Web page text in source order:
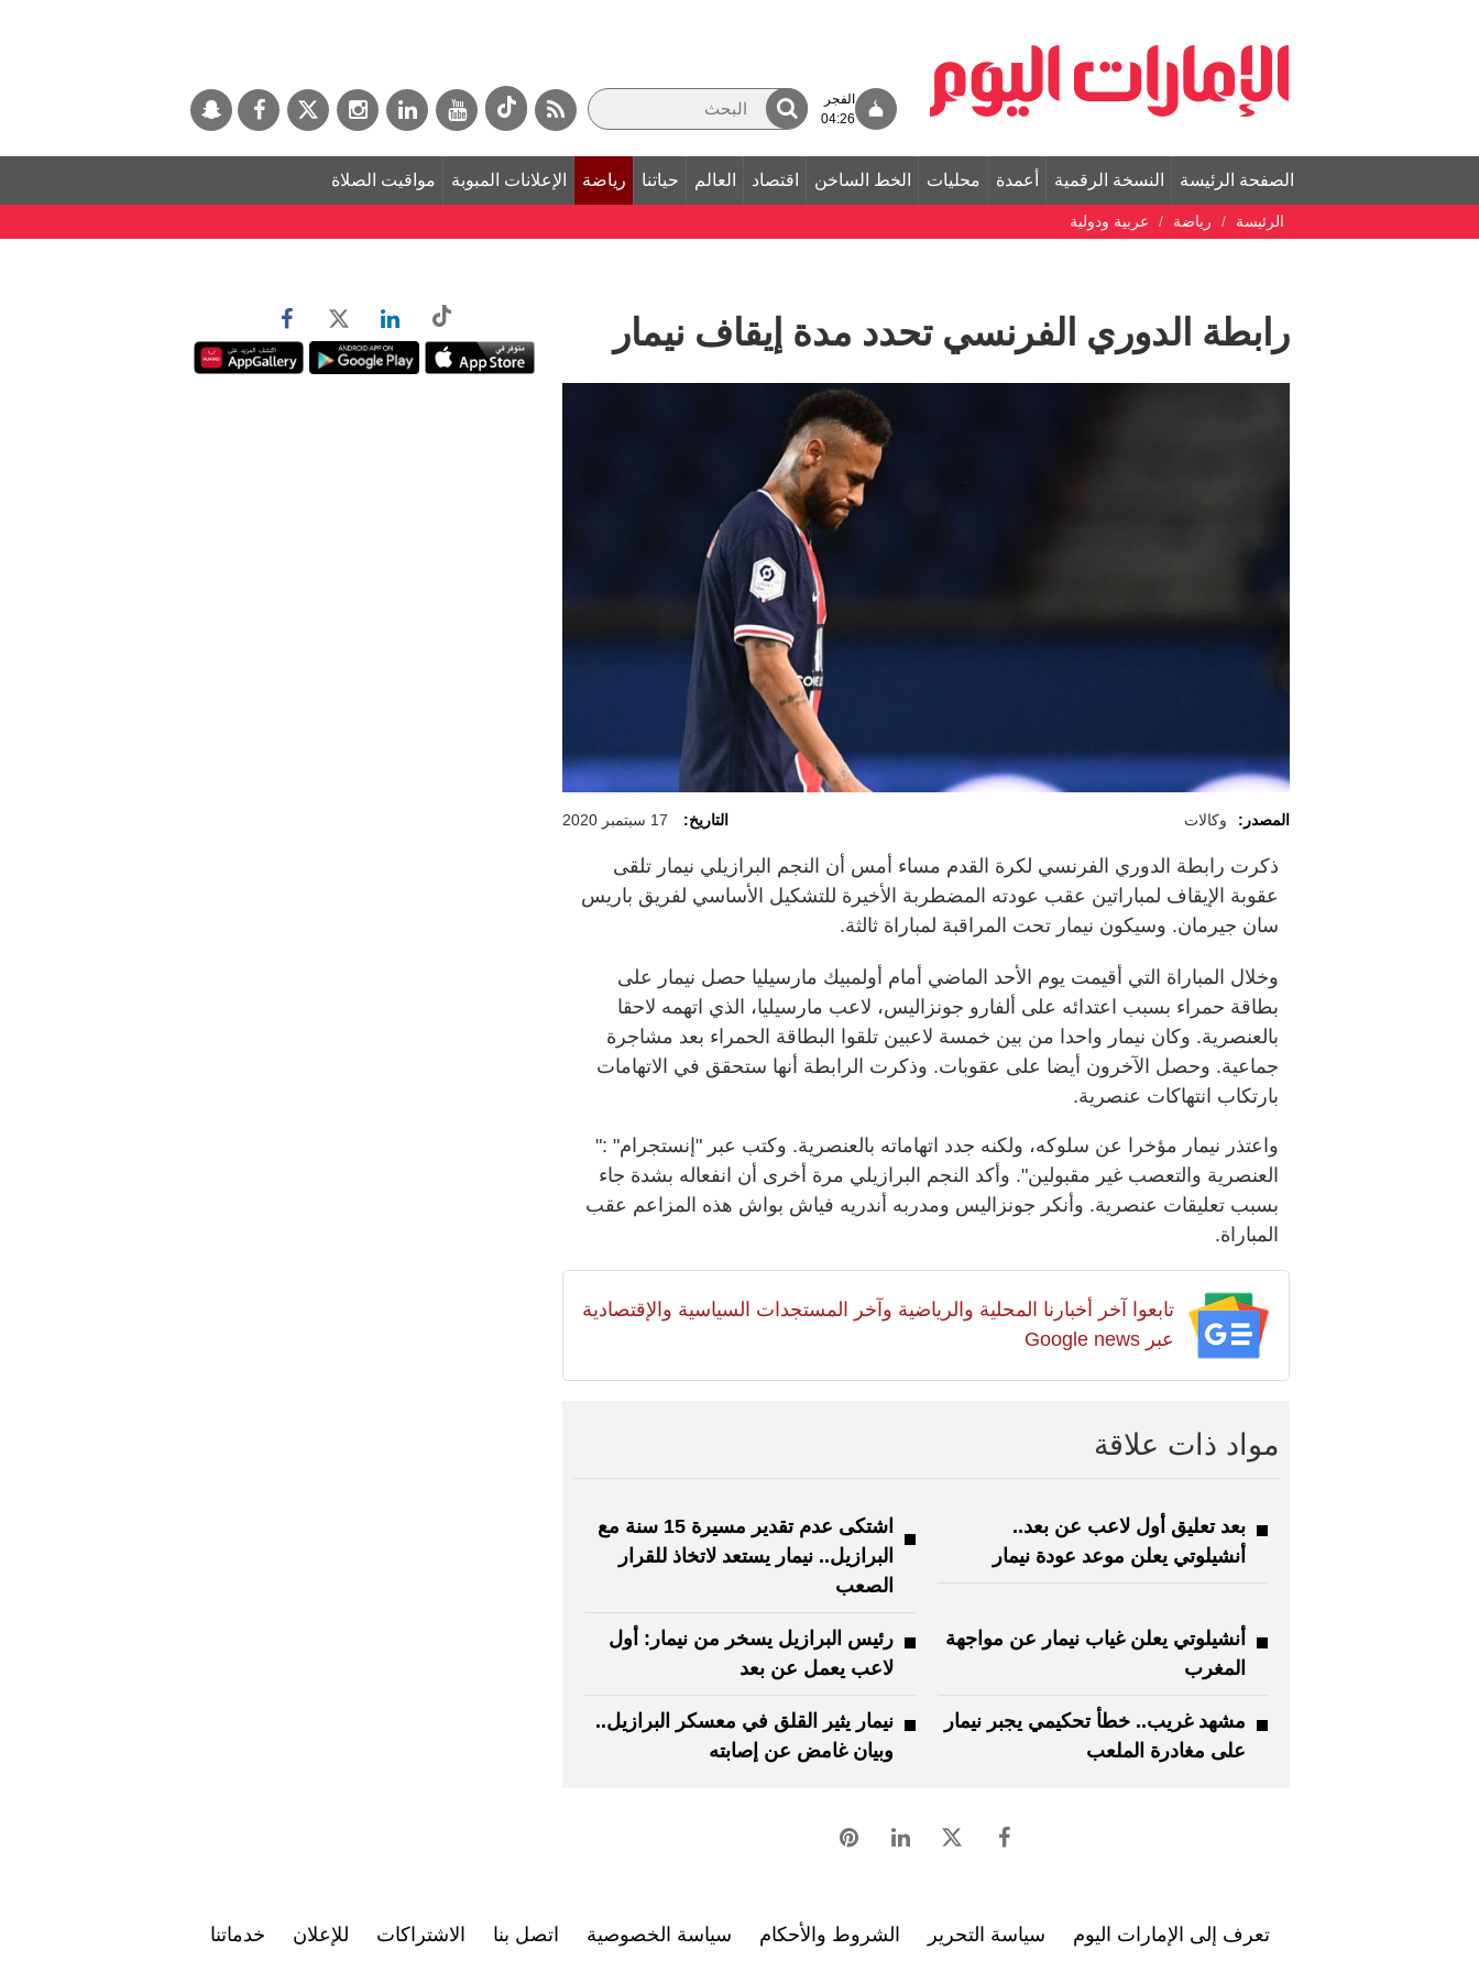
الفجر
04:26
الصفحة الرئيسة النسخة الرقمية أعمدة محليات الخط الساخن اقتصاد العالم حياتنا رياضة الإعلانات المبوبة مواقيت الصلاة
الرئيسة رياضة عربية ودولية
رابطة الدوري الفرنسي تحدد مدة إيقاف نيمار
المصدر: وكالات التاريخ: 17 سبتمبر 2020
ذكرت رابطة الدوري الفرنسي لكرة القدم مساء أمس أن النجم البرازيلي نيمار تلقى
عقوبة الإيقاف لمباراتين عقب عودته المضطربة الأخيرة للتشكيل الأساسي لفريق باريس
سان جيرمان. وسيكون نيمار تحت المراقبة لمباراة ثالثة.
وخلال المباراة التي أقيمت يوم الأحد الماضي أمام أولمبيك مارسيليا حصل نيمار على
بطاقة حمراء بسبب اعتدائه على ألفارو جونزاليس، لاعب مارسيليا، الذي اتهمه لاحقا
بالعنصرية. وكان نيمار واحدا من بين خمسة لاعبين تلقوا البطاقة الحمراء بعد مشاجرة
جماعية. وحصل الآخرون أيضا على عقوبات. وذكرت الرابطة أنها ستحقق في الاتهامات
بارتكاب انتهاكات عنصرية.
واعتذر نيمار مؤخرا عن سلوكه، ولكنه جدد اتهاماته بالعنصرية. وكتب عبر "إنستجرام" :"
العنصرية والتعصب غير مقبولين". وأكد النجم البرازيلي مرة أخرى أن انفعاله بشدة جاء
بسبب تعليقات عنصرية. وأنكر جونزاليس ومدربه أندريه فياش بواش هذه المزاعم عقب
المباراة.
تابعوا آخر أخبارنا المحلية والرياضية وآخر المستجدات السياسية والإقتصادية
عبر Google news
مواد ذات علاقة
بعد تعليق أول لاعب عن بعد..
أنشيلوتي يعلن موعد عودة نيمار
اشتكى عدم تقدير مسيرة 15 سنة مع
البرازيل.. نيمار يستعد لاتخاذ للقرار
الصعب
أنشيلوتي يعلن غياب نيمار عن مواجهة
المغرب
رئيس البرازيل يسخر من نيمار: أول
لاعب يعمل عن بعد
مشهد غريب.. خطأ تحكيمي يجبر نيمار
على مغادرة الملعب
نيمار يثير القلق في معسكر البرازيل..
وبيان غامض عن إصابته
تعرف إلى الإمارات اليوم سياسة التحرير الشروط والأحكام سياسة الخصوصية اتصل بنا الاشتراكات للإعلان خدماتنا